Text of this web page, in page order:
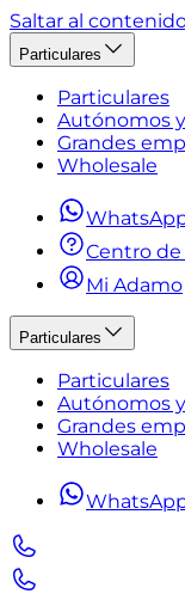
Saltar al
Particulares
Particulares
Autónomos
Grandes
Wholesale
Centro de
Mi Adamo
Particulares
Particulares
Autónomos
Grandes
Wholesale